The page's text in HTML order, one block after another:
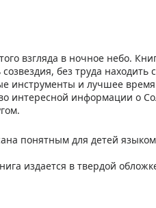
взгляда в ночное небо.
без труда находить
инструменты и лучшее
интересной информации о
понятным для детей
издается в твердой